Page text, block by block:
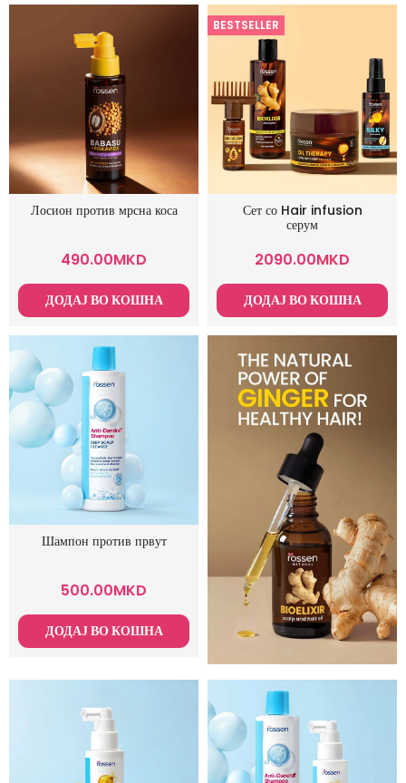
Лосион против мрсна коса
490.00MKD
ДОДАЈ ВО КОШНА
BESTSELLER
Сет со Hair infusion
серум
2090.00MKD
ДОДАЈ ВО КОШНА
Шампон против првут
500.00MKD
ДОДАЈ ВО КОШНА